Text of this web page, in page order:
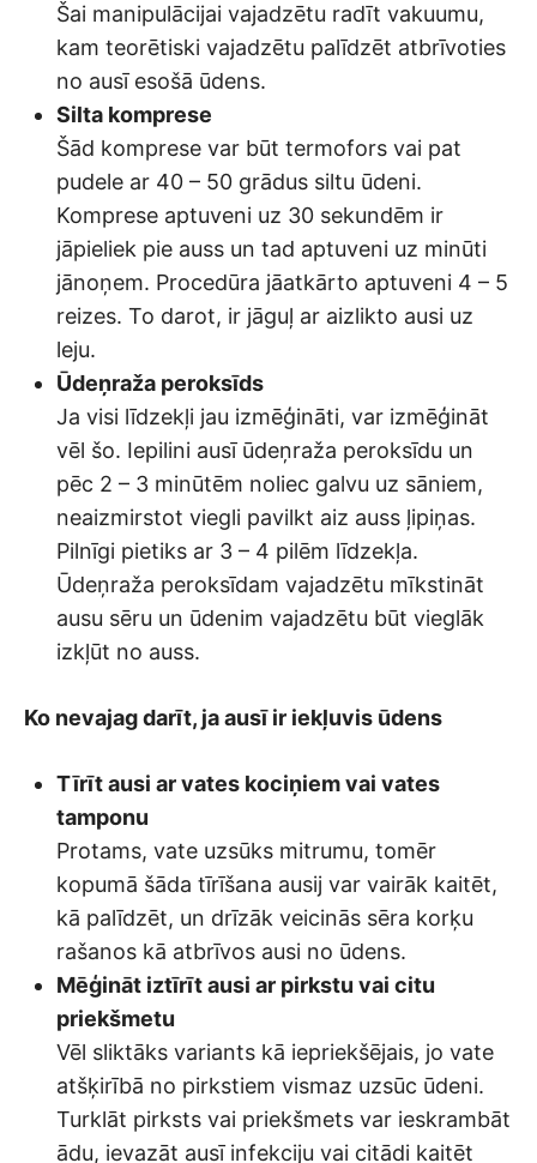
Šai manipulācijai vajadzētu radīt vakuumu,
kam teorētiski vajadzētu palīdzēt atbrīvoties
no ausī esošā ūdens.
Silta komprese
Šād komprese var būt termofors vai pat
pudele ar 40 – 50 grādus siltu ūdeni.
Komprese aptuveni uz 30 sekundēm ir
jāpieliek pie auss un tad aptuveni uz minūti
jānoņem. Procedūra jāatkārto aptuveni 4 – 5
reizes. To darot, ir jāguļ ar aizlikto ausi uz
leju.
Ūdeņraža peroksīds
Ja visi līdzekļi jau izmēģināti, var izmēģināt
vēl šo. Iepilini ausī ūdeņraža peroksīdu un
pēc 2 – 3 minūtēm noliec galvu uz sāniem,
neaizmirstot viegli pavilkt aiz auss ļipiņas.
Pilnīgi pietiks ar 3 – 4 pilēm līdzekļa.
Ūdeņraža peroksīdam vajadzētu mīkstināt
ausu sēru un ūdenim vajadzētu būt vieglāk
izkļūt no auss.
Ko nevajag darīt, ja ausī ir iekļuvis ūdens
Tīrīt ausi ar vates kociņiem vai vates
tamponu
Protams, vate uzsūks mitrumu, tomēr
kopumā šāda tīrīšana ausij var vairāk kaitēt,
kā palīdzēt, un drīzāk veicinās sēra korķu
rašanos kā atbrīvos ausi no ūdens.
Mēģināt iztīrīt ausi ar pirkstu vai citu
priekšmetu
Vēl sliktāks variants kā iepriekšējais, jo vate
atšķirībā no pirkstiem vismaz uzsūc ūdeni.
Turklāt pirksts vai priekšmets var ieskrambāt
ādu, ievazāt ausī infekciju vai citādi kaitēt